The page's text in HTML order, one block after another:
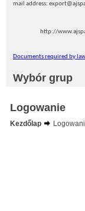
mail address:
http://
Documents required by
Wybór grup
Logowanie
Kezdőlap